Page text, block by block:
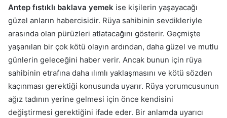
Antep fıstıklı baklava yemek ise kişilerin yaşayacağı
güzel anların habercisidir. Rüya sahibinin sevdikleriyle
arasında olan pürüzleri atlatacağını gösterir. Geçmişte
yaşanılan bir çok kötü olayın ardından, daha güzel ve mutlu
günlerin geleceğini haber verir. Ancak bunun için rüya
sahibinin etrafına daha ılımlı yaklaşmasını ve kötü sözden
kaçınması gerektiği konusunda uyarır. Rüya yorumcusunun
ağız tadının yerine gelmesi için önce kendisini
değiştirmesi gerektiğini ifade eder. Bir anlamda uyarıcı